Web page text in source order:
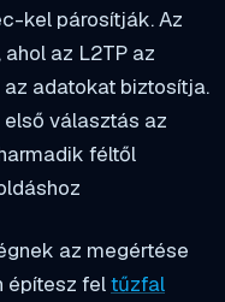
kel párosítják. Az
az L2TP az
adatokat biztosítja.
első választás az
féltől
az megértése
építesz feltűzfal